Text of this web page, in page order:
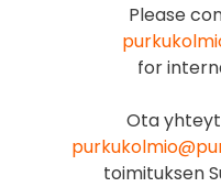
Please
for
Ota
toimituksen